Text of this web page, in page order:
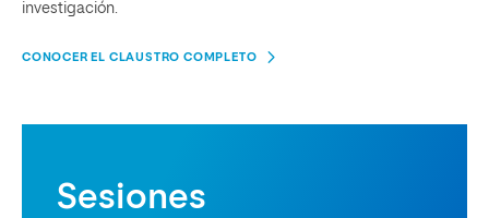
investigación.
CONOCER EL CLAUSTRO COMPLETO
Sesiones